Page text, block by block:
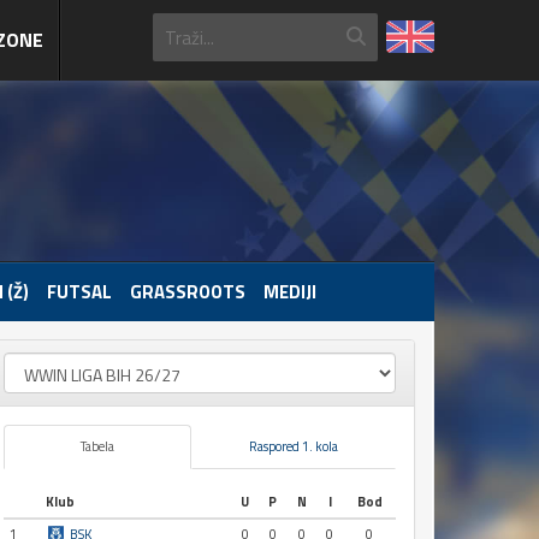
(Ž) FUTSAL GRASSROOTS MEDIJI
Tabela Raspored 1. kola
Klub U P N I
Bod
1
BSK 0 0 0 0 0